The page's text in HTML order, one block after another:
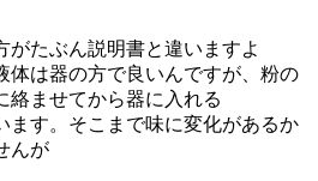
がたぶん説明書と違いますよ
体は器の方で良いんですが、粉の
絡ませてから器に入れる
ます。そこまで味に変化があるか
んが